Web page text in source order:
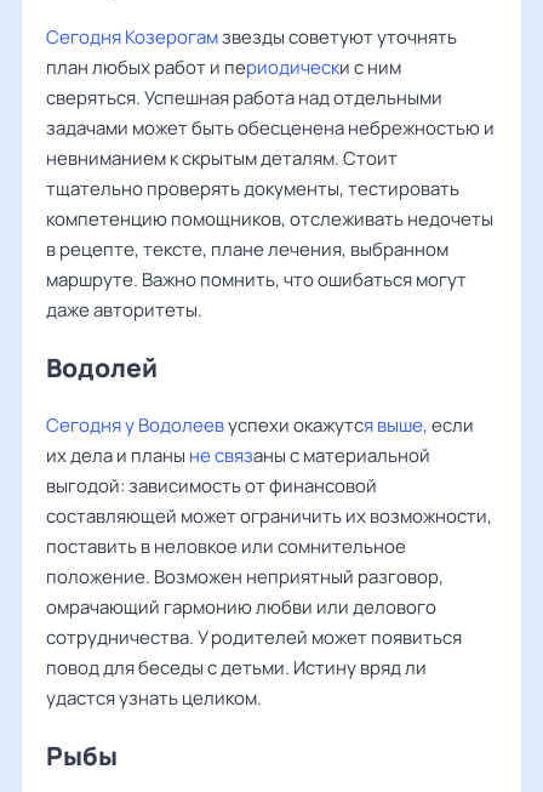
Сегодня Козерогамзвезды советуют уточнять
план любых работ и периодически с ним
сверяться. Успешная работа над отдельными
задачами может быть обесценена небрежностью и
невниманием к скрытым деталям. Стоит
тщательно проверять документы, тестировать
компетенцию помощников, отслеживать недочеты
в рецепте, тексте, плане лечения, выбранном
маршруте. Важно помнить, что ошибаться могут
даже авторитеты.
Водолей
Сегодня у Водолеевуспехи окажутся выше,если
их дела и планы не связаны с материальной
выгодой: зависимость от финансовой
составляющей может ограничить их возможности,
поставить в неловкое или сомнительное
положение. Возможен неприятный разговор,
омрачающий гармонию любви или делового
сотрудничества. У родителей может появиться
повод для беседы с детьми. Истину вряд ли
удастся узнать целиком.
Рыбы ‌‌